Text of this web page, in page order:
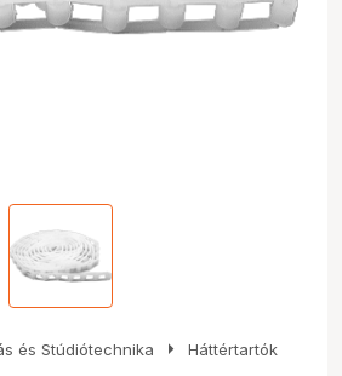
és Stúdiótechnika arrow_right Háttértartók